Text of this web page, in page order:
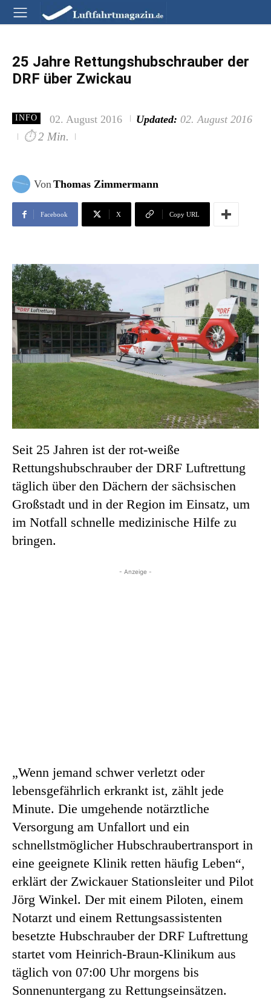
25 Jahre Rettungshubschrauber der
DRF über Zwickau
INFO 02. August 2016 Updated: 02. August 2016
⏱ 2 Min.
VonThomas Zimmermann
Facebook X Copy URL
Seit 25 Jahren ist der rot-weiße
Rettungshubschrauber der DRF Luftrettung
täglich über den Dächern der sächsischen
Großstadt und in der Region im Einsatz, um
im Notfall schnelle medizinische Hilfe zu
bringen.
- Anzeige -
„Wenn jemand schwer verletzt oder
lebensgefährlich erkrankt ist, zählt jede
Minute. Die umgehende notärztliche
Versorgung am Unfallort und ein
schnellstmöglicher Hubschraubertransport in
eine geeignete Klinik retten häufig Leben“,
erklärt der Zwickauer Stationsleiter und Pilot
Jörg Winkel. Der mit einem Piloten, einem
Notarzt und einem Rettungsassistenten
besetzte Hubschrauber der DRF Luftrettung
startet vom Heinrich-Braun-Klinikum aus
täglich von 07:00 Uhr morgens bis
Sonnenuntergang zu Rettungseinsätzen.